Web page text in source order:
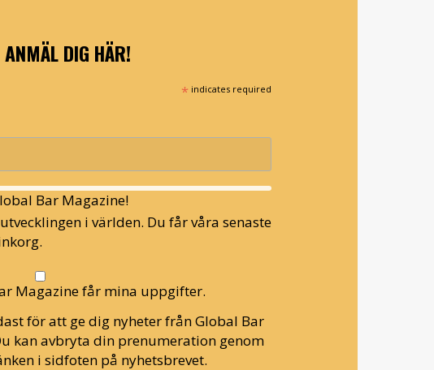
DIG HÄR!
* indicates required
Bar Magazine!
i världen. Du får våra senaste
Magazine får mina uppgifter.
för att ge dig nyheter från Global Bar
kan avbryta din prenumeration genom
i sidfoten på nyhetsbrevet.